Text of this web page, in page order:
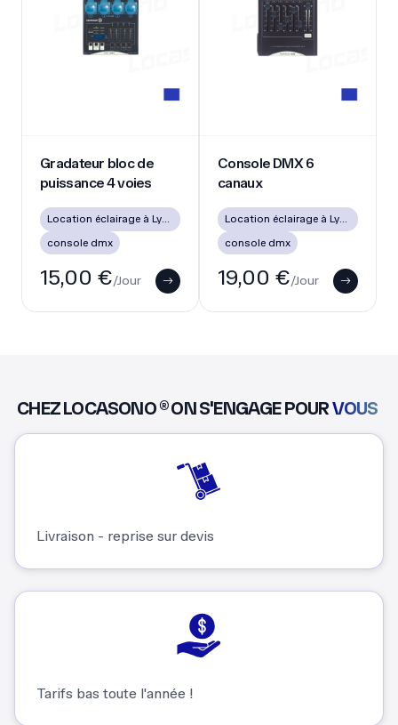
Gradateur bloc de
puissance 4 voies
Location éclairage à Lyon (soirée, mariage, DJ)
console dmx
15,00 €/Jour
Console DMX 6
canaux
Location éclairage à Lyon (soirée, mariage, DJ)
console dmx
19,00 €/Jour
CHEZ LOCASONO ® ON S'ENGAGE POURVOUS
Livraison - reprise sur devis
Tarifs bas toute l'année !